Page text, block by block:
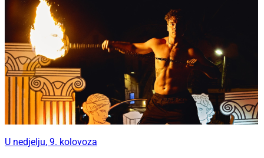
U nedjelju, 9. kolovoza